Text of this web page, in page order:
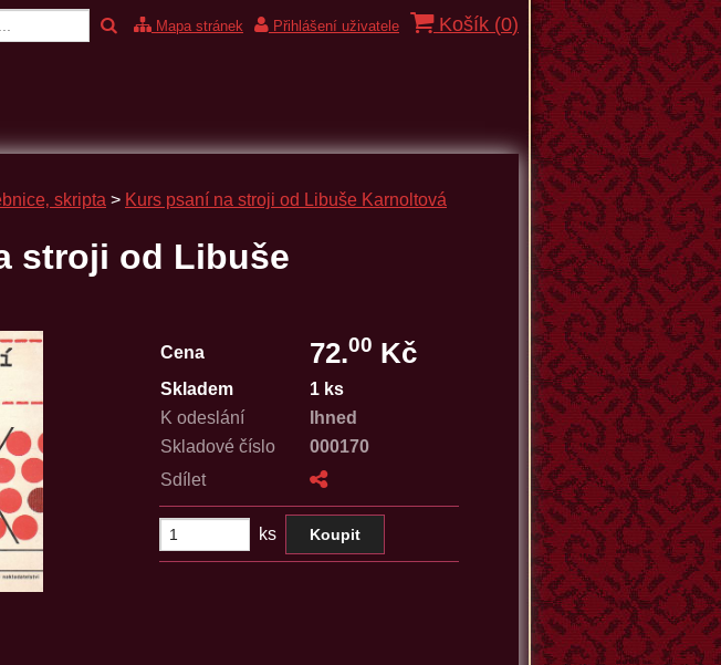
Mapa stránek Přihlášení uživatele Košík (0)
skripta > Kurs psaní na stroji od Libuše Karnoltová
stroji od Libuše
Cena 72.00 Kč
Skladem
1 ks
K odeslání
Ihned
Skladové číslo
000170
Sdílet
ks